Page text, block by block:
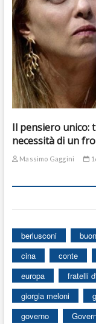
Il pensiero unico:
necessità di un
Massimo Gaggini
berlusconi
cina
conte
europa
fratelli
giorgia meloni
governo